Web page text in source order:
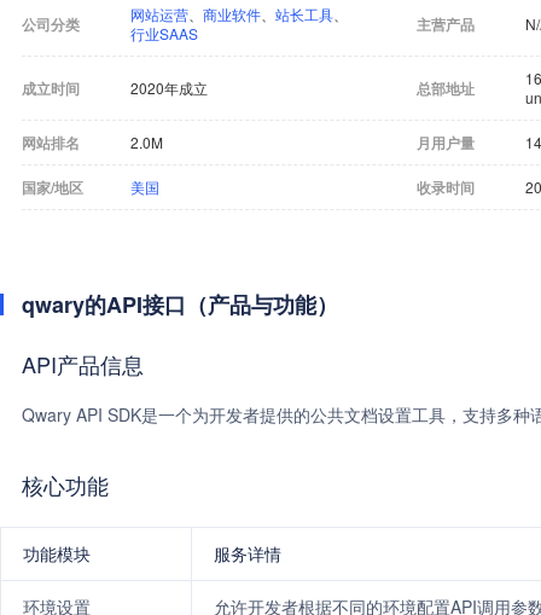
公司分类 网站运营 商业软件 站长工具
行业SAAS
主营产品
成立时间 2020年成立 总部地址
网站排名 2.0M 月用户量
国家/地区 美国 收录时间
qwary的API接口（产品与功能）
API产品信息
Qwary API SDK是一个为开发者提供的公共文档设置工具，支持多
核心功能
功能模块 服务详情
环境设置 允许开发者根据不同的环境配置API调用参